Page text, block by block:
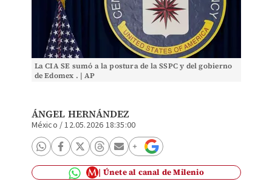
La CIA SE sumó a la postura de la SSPC y del gobierno
de Edomex . | AP
ÁNGEL HERNÁNDEZ
México /12.05.2026 18:35:00
Únete al canal de Milenio